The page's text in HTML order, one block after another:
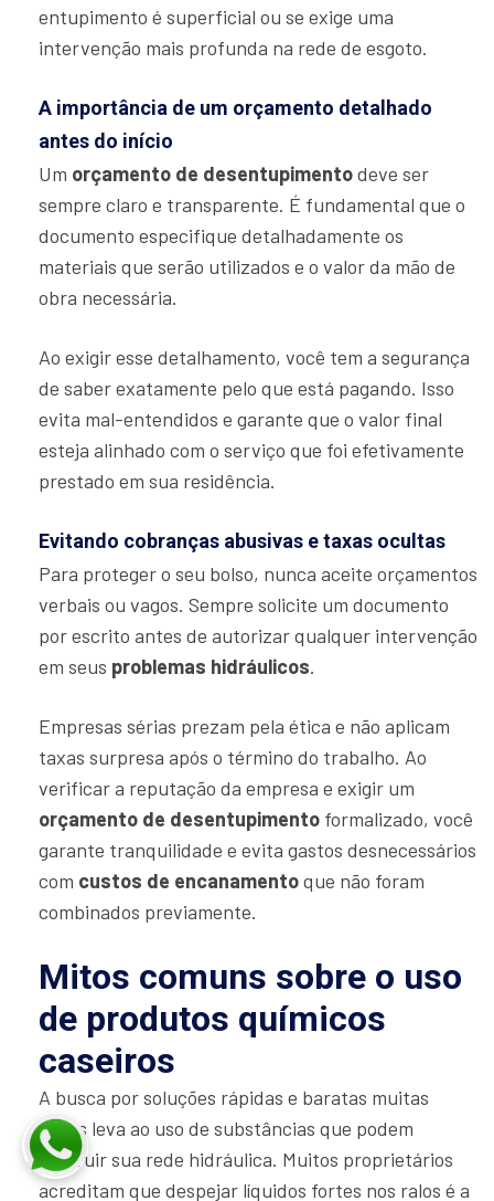
entupimento é superficial ou se exige uma
intervenção mais profunda na rede de esgoto.
A importância de um orçamento detalhado
antes do início
Um orçamento de desentupimentodeve ser
sempre claro e transparente. É fundamental que o
documento especifique detalhadamente os
materiais que serão utilizados e o valor da mão de
obra necessária.
Ao exigir esse detalhamento, você tem a segurança
de saber exatamente pelo que está pagando. Isso
evita mal-entendidos e garante que o valor final
esteja alinhado com o serviço que foi efetivamente
prestado em sua residência.
Evitando cobranças abusivas e taxas ocultas
Para proteger o seu bolso, nunca aceite orçamentos
verbais ou vagos. Sempre solicite um documento
por escrito antes de autorizar qualquer intervenção
em seus problemas hidráulicos.
Empresas sérias prezam pela ética e não aplicam
taxas surpresa após o término do trabalho. Ao
verificar a reputação da empresa e exigir um
orçamento de desentupimento formalizado, você
garante tranquilidade e evita gastos desnecessários
com custos de encanamentoque não foram
combinados previamente.
Mitos comuns sobre o uso
de produtos químicos
caseiros
A busca por soluções rápidas e baratas muitas
vezes leva ao uso de substâncias que podem
destruir sua rede hidráulica. Muitos proprietários
acreditam que despejar líquidos fortes nos ralos é a